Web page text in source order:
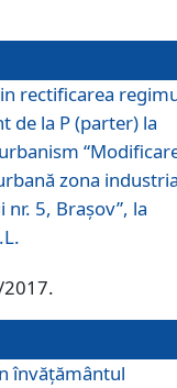
rectificarea
de la P (parter) la
zona
nr. 5, Braşov”, la
2017.
învățământul